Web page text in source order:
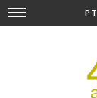
PT
Mudar
navegação